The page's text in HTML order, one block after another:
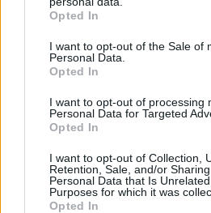
grant or deny consent to Google
use your data for below specified
consent section.
Opted In
I want to opt-out of the Sale of
Personal Data.
Opted In
I want to opt-out of processing
Personal Data for Targeted
Opted In
I want to opt-out of Collection,
Retention, Sale, and/or
Personal Data that Is
Purposes for which it was
Opted In
ΡΟΗ ΕΙΔΗΣΕΩΝ
Ειδήσεις
Τουλάχιστον 22 νεκροί κατά τη
πριν 9 λεπτά
7 ηπειρώτικες πίτες:
μπατσαριά, και άλλες που
πριν 40 λεπτά